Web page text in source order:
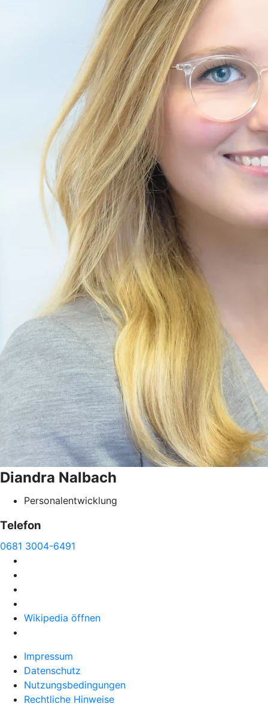
Diandra Nalbach
Personalentwicklung
Telefon
0681 3004-6491
Wikipedia öffnen
Impressum
Datenschutz
Nutzungsbedingungen
Rechtliche Hinweise